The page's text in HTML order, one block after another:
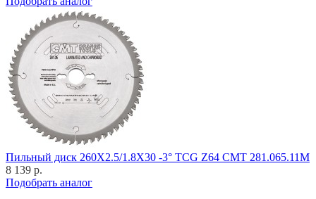
Пильный диск 260X2.5/1.8X30 -3° TCG Z64 CMT 281.065.11M
8 139 р.
Подобрать аналог